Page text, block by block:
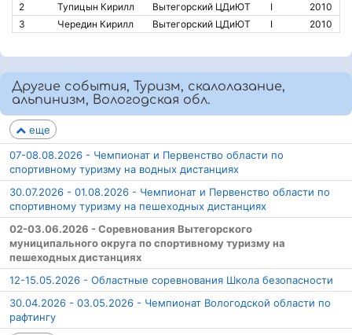
2
Тупицын Кирилл Вытегорский ЦДиЮТ I
2010
3
Чередин Кирилл Вытегорский ЦДиЮТ I 2010
Другие события, Туризм, скалолазание,
альпинизм, Вологодская обл.
еще
07-08.08.2026 - Чемпионат и Первенство области по
спортивному туризму на водных дистанциях
30.07.2026 - 01.08.2026 - Чемпионат и Первенство области по
спортивному туризму на пешеходных дистанциях
02-03.06.2026 - Соревнования Вытегорского
муниципального округа по спортивному туризму на
пешеходных дистанциях
12-15.05.2026 - Областные соревнования Школа безопасности
30.04.2026 - 03.05.2026 - Чемпионат Вологодской области по
рафтингу